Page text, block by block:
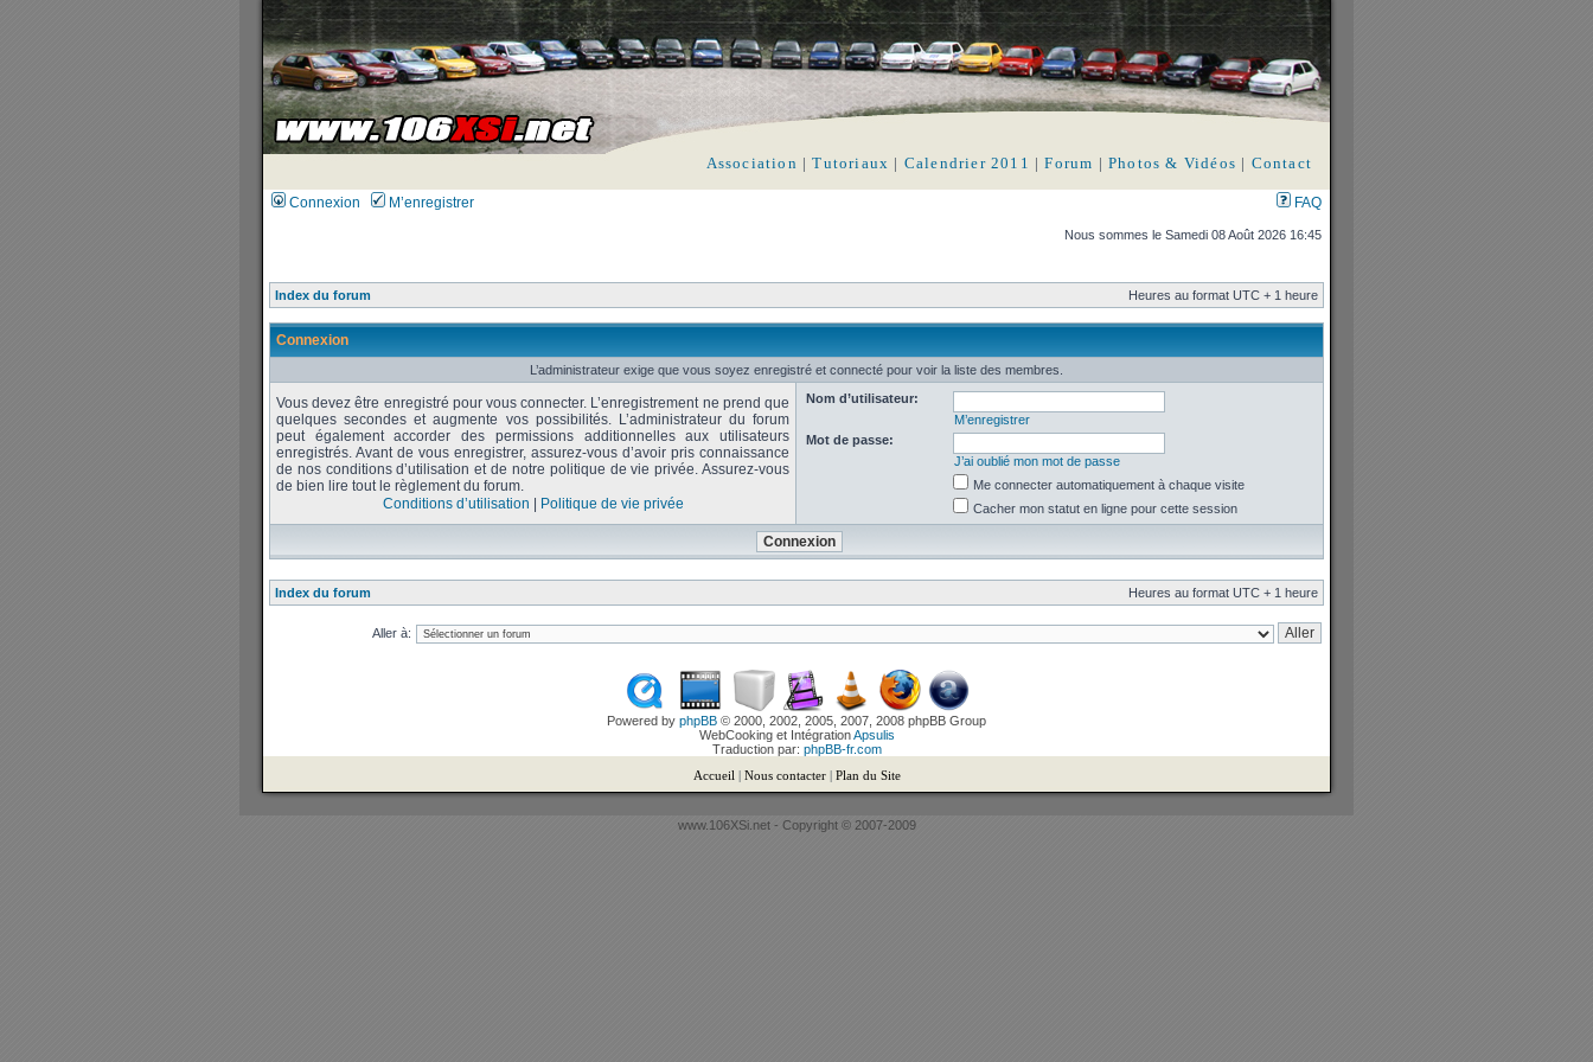
Association |Tutoriaux | Calendrier 2011 |Forum | Photos & Vidéos | Contact
Connexion M’enregistrer FAQ
Nous sommes le Samedi 08 Août 2026 16:45
Index du forum Heures au format UTC + 1 heure
Connexion
L’administrateur exige que vous soyez enregistré et connecté pour voir la liste des membres.
Vous devez être enregistré pour vous connecter. L’enregistrement ne prend que
quelques secondes et augmente vos possibilités. L’administrateur du forum
peut également accorder des permissions additionnelles aux utilisateurs
enregistrés. Avant de vous enregistrer, assurez-vous d’avoir pris connaissance
de nos conditions d’utilisation et de notre politique de vie privée. Assurez-vous
de bien lire tout le règlement du forum.
Conditions d’utilisation
Politique de vie privée
Nom d’utilisateur:
M’enregistrer
Mot de passe:
J’ai oublié mon mot de passe
Me connecter automatiquement à chaque visite
Cacher mon statut en ligne pour cette session
Index du forum Heures au format UTC + 1 heure
Aller à:
Powered by phpBB © 2000, 2002, 2005, 2007, 2008 phpBB Group
WebCooking et IntégrationApsulis
Traduction par: phpBB-fr.com
Accueil | Nous contacter| Plan du Site
www.106XSi.net - Copyright © 2007-2009